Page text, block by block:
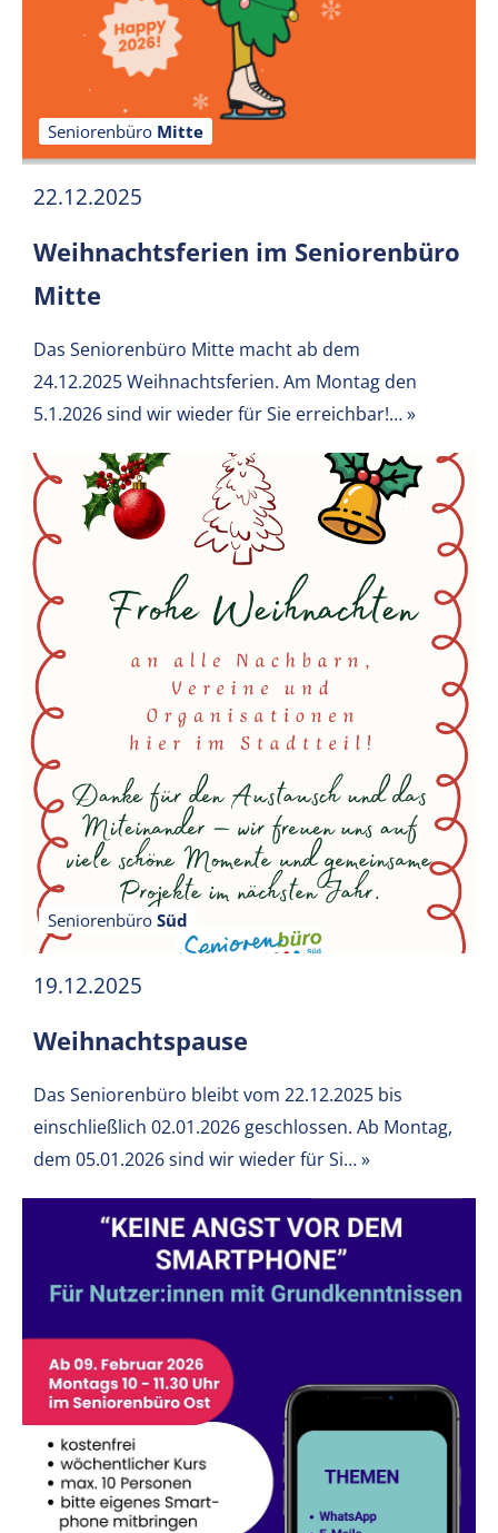
Seniorenbüro Mitte
22.12.2025
Weihnachtsferien im Seniorenbüro
Mitte
Das Seniorenbüro Mitte macht ab dem
24.12.2025 Weihnachtsferien. Am Montag den
5.1.2026 sind wir wieder für Sie erreichbar!… »
Seniorenbüro Süd
19.12.2025
Weihnachtspause
Das Seniorenbüro bleibt vom 22.12.2025 bis
einschließlich 02.01.2026 geschlossen. Ab Montag,
dem 05.01.2026 sind wir wieder für Si…»